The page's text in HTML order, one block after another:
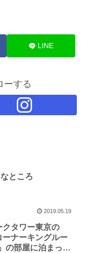
LINE
ーする
ところ
2019.05.19
タワー東京の
ーナーキングルー
の部屋に泊まって